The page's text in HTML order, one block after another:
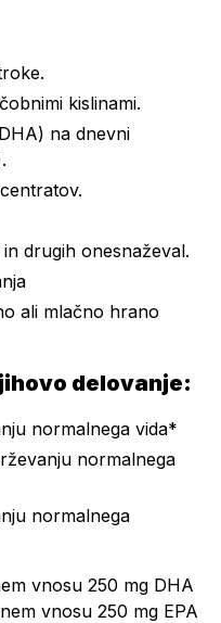
kislinami.
na dnevni
drugih onesnaževal.
ali mlačno hrano
delovanje:
normalnega vida*
normalnega
normalnega
vnosu 250 mg DHA
vnosu 250 mg EPA